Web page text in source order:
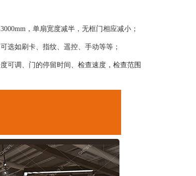
，单扇宽度减半，无框门相应减小；
选如刷卡、指纹、遥控、手动等等；
可调、门的停留时间、检查速度，检查范围